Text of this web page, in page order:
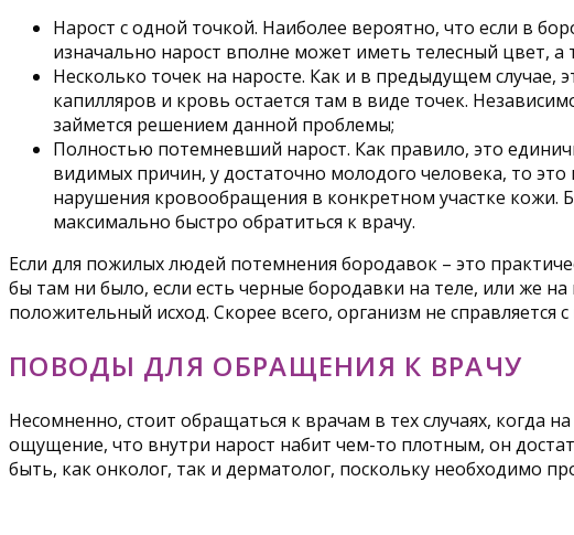
Нарост с одной точкой. Наиболее вероятно, что если в
изначально нарост вполне может иметь телесный цвет,
Несколько точек на наросте. Как и в предыдущем случае,
капилляров и кровь остается там в виде точек.
займется решением данной проблемы;
Полностью потемневший нарост. Как правило, это
видимых причин, у достаточно молодого человека, то
нарушения кровообращения в конкретном участке кожи.
максимально быстро обратиться к врачу.
Если для пожилых людей потемнения бородавок – это
бы там ни было, если есть черные бородавки на теле, или же
положительный исход. Скорее всего, организм не
ПОВОДЫ ДЛЯ ОБРАЩЕНИЯ К ВРАЧУ
Несомненно, стоит обращаться к врачам в тех случаях, когда
ощущение, что внутри нарост набит чем-то плотным, он
быть, как онколог, так и дерматолог, поскольку необходимо